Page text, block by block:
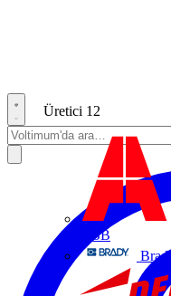
Üretici 12
ABB
Brady